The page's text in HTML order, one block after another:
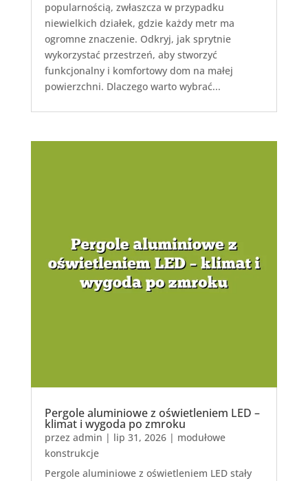
popularnością, zwłaszcza w przypadku
niewielkich działek, gdzie każdy metr ma
ogromne znaczenie. Odkryj, jak sprytnie
wykorzystać przestrzeń, aby stworzyć
funkcjonalny i komfortowy dom na małej
powierzchni. Dlaczego warto wybrać...
Pergole aluminiowe z oświetleniem LED –
klimat i wygoda po zmroku
przez admin | lip 31, 2026| modułowe
konstrukcje
Pergole aluminiowe z oświetleniem LED stały